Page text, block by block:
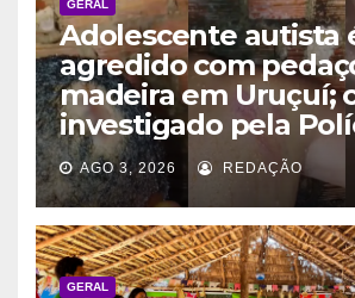
GERAL
Adolescente autista
agredido com
madeira em Uruçuí;
investigado pela
AGO 3, 2026 REDAÇÃO
GERAL